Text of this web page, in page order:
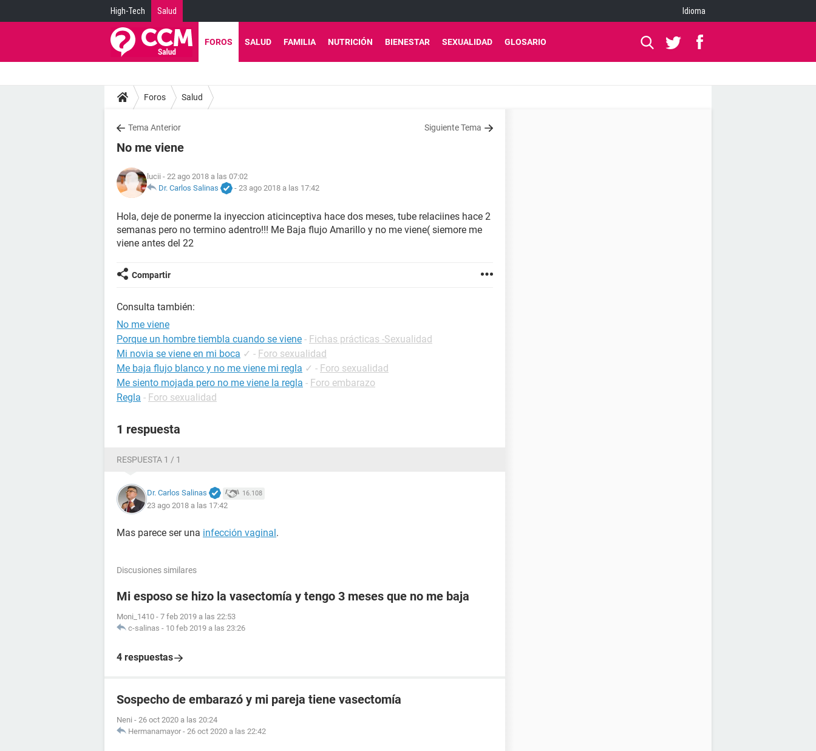
High-Tech Salud Idioma
FOROS SALUD FAMILIA NUTRICIÓN BIENESTAR SEXUALIDAD GLOSARIO
Foros Salud
Tema Anterior Siguiente Tema
No me viene
lucii - 22 ago 2018 a las 07:02
Dr. Carlos Salinas
- 23 ago 2018 a las 17:42
Hola, deje de ponerme la inyeccion aticinceptiva hace dos meses, tube relaciines hace 2
semanas pero no termino adentro!!! Me Baja flujo Amarillo y no me viene( siemore me
viene antes del 22
Compartir
Consulta también:
No me viene
Porque un hombre tiembla cuando se viene - Fichas prácticas -Sexualidad
Mi novia se viene en mi boca ✓ - Foro sexualidad
Me baja flujo blanco y no me viene mi regla ✓ - Foro sexualidad
Me siento mojada pero no me viene la regla - Foro embarazo
Regla - Foro sexualidad
1 respuesta
RESPUESTA 1 / 1
Dr. Carlos Salinas 16.108
23 ago 2018 a las 17:42
Mas parece ser una infección vaginal.
Discusiones similares
Mi esposo se hizo la vasectomía y tengo 3 meses que no me baja
Moni_1410 - 7 feb 2019 a las 22:53
c-salinas - 10 feb 2019 a las 23:26
4 respuestas
Sospecho de embarazó y mi pareja tiene vasectomía
Neni - 26 oct 2020 a las 20:24
Hermanamayor - 26 oct 2020 a las 22:42